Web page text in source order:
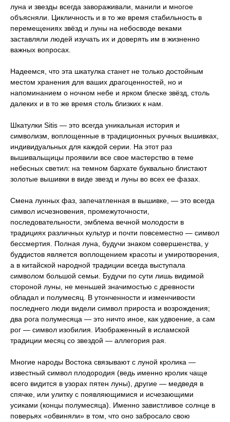
луна и звезды всегда завораживали, манили и многое
объясняли. Цикличность и в то же время стабильность в
перемещениях звёзд и луны на небосводе веками
заставляли людей изучать их и доверять им в жизненно
важных вопросах.
Надеемся, что эта шкатулка станет не только достойным
местом хранения для ваших драгоценностей, но и
напоминанием о ночном небе и ярком блеске звёзд, столь
далеких и в то же время столь близких к нам.
Шкатулки Sitis — это всегда уникальная история и
символизм, воплощенные в традиционных ручных вышивках,
индивидуальных для каждой серии. На этот раз
вышивальщицы проявили все свое мастерство в теме
небесных светил: на темном бархате буквально блистают
золотые вышивки в виде звезд и луны во всех ее фазах.
Смена лунных фаз, запечатленная в вышивке, — это всегда
символ исчезновения, промежуточности,
последовательности, эмблема вечной молодости в
традициях различных культур и почти повсеместно — символ
бессмертия. Полная луна, будучи знаком совершенства, у
буддистов является воплощением красоты и умиротворения,
а в китайской народной традиции всегда выступала
символом большой семьи. Будучи по сути лишь видимой
стороной луны, не меньшей значимостью с древности
обладал и полумесяц. В утонченности и изменчивости
последнего люди видели символ прироста и возрождения;
два рога полумесяца — это ничто иное, как удвоение, а сам
рог — символ изобилия. Изображенный в исламской
традиции месяц со звездой — аллегория рая.
Многие народы Востока связывают с луной кролика —
известный символ плодородия (ведь именно кролик чаще
всего видится в узорах пятен луны), другие — медведя в
спячке, или улитку с появляющимися и исчезающими
усиками (концы полумесяца). Именно завистливое солнце в
поверьях «обвиняли» в том, что оно забросало свою